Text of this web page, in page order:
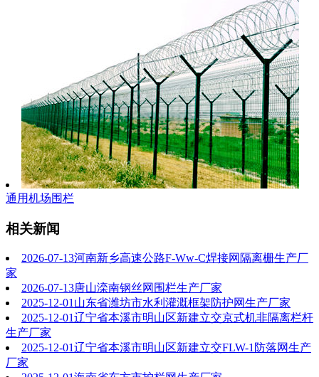
通用机场围栏
相关新闻
2026-07-13河南新乡高速公路F-Ww-C焊接网隔离栅生产厂
家
2026-07-13唐山滦南钢丝网围栏生产厂家
2025-12-01 山东省潍坊市水利灌溉框架防护网生产厂家
2025-12-01辽宁省本溪市明山区新建立交京式机非隔离栏杆
生产厂家
2025-12-01辽宁省本溪市明山区新建立交FLW-1防落网生产
厂家